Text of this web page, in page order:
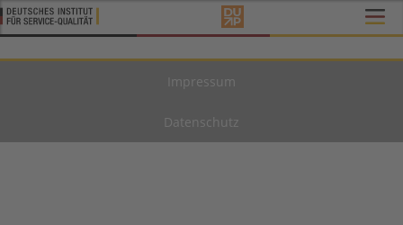
Impressum
Datenschutz